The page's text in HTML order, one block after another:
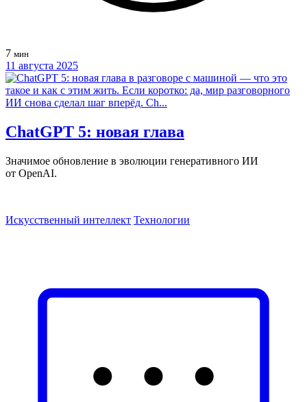
7 мин
11 августа 2025
ChatGPT 5: новая глава
Значимое обновление в эволюции генеративного ИИ
от OpenAI.
Искусственный интеллект Технологии